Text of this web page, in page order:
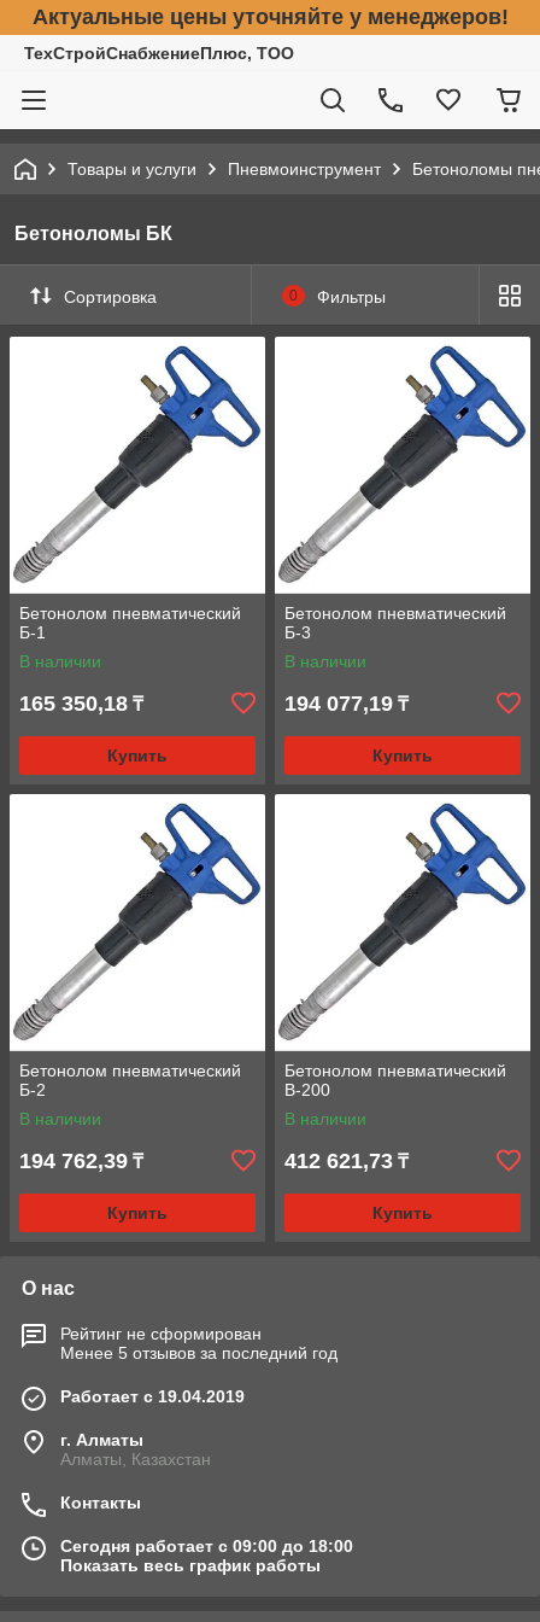
Актуальные цены уточняйте у менеджеров!
ТехСтройСнабжениеПлюс, ТОО
Товары и услуги Пневмоинструмент Бетоноломы
Бетоноломы БК
Сортировка 0 Фильтры
Бетонолом пневматический
Б-1
В наличии
165 350,18 ₸
Купить
Бетонолом пневматический
Б-3
В наличии
194 077,19 ₸
Купить
Бетонолом пневматический
Б-2
В наличии
194 762,39 ₸
Купить
Бетонолом пневматический
В-200
В наличии
412 621,73 ₸
Купить
О нас
Рейтинг не сформирован
Менее 5 отзывов за последний год
Работает с 19.04.2019
г. Алматы
Алматы, Казахстан
Контакты
Сегодня работает с 09:00 до 18:00
Показать весь график работы